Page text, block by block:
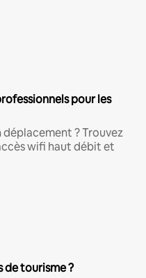
pour les
déplacement ? Trouvez
wifi haut débit et
de tourisme ?